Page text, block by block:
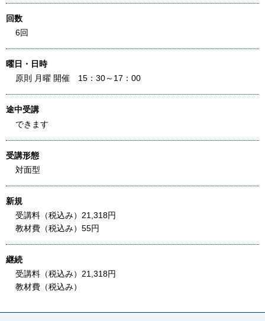
回数
6回
曜日・日時
原則 月曜 開催 15：30～17：00
途中受講
できます
受講形態
対面型
新規
受講料（税込み）21,318円
教材費（税込み）55円
継続
受講料（税込み）21,318円
教材費（税込み）